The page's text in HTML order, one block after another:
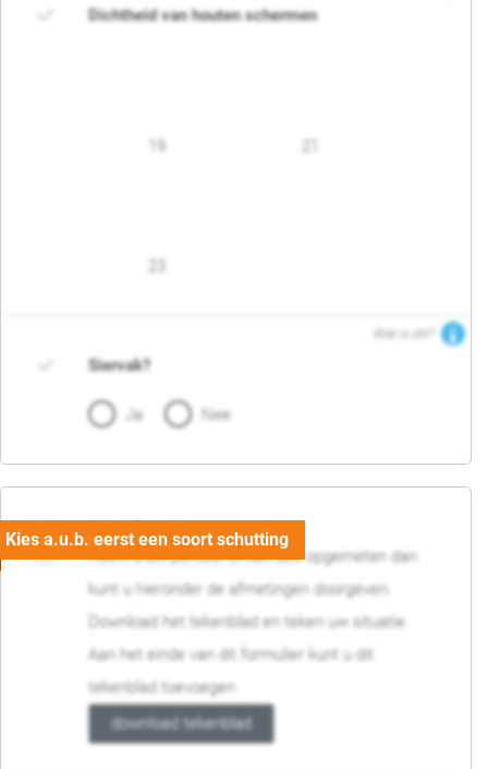
Dichtheid van houten schermen
19
Wat is dit?
Siervak?
Ja Nee
04. Afmetingen
Heeft u uw perceel of tuin zelf opgemeten dan
kunt u hieronder de afmetingen doorgeven.
Download het tekenblad en teken uw situatie.
Aan het einde van dit formulier kunt u dit
tekenblad toevoegen
download tekenblad